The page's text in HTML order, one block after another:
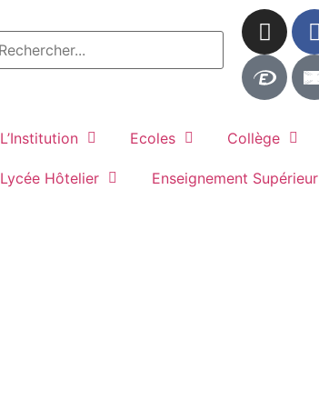
L’Institution Ecoles Collège
Lycée Hôtelier Enseignement Supérieur